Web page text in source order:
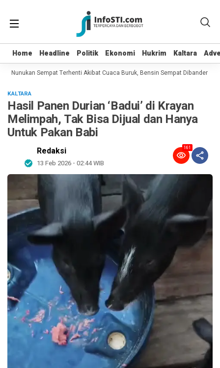
Home Headline Politik Ekonomi Hukrim Kaltara
Home Headline Politik Ekonomi Hukrim Kaltara
Nunukan Sempat Terhenti Akibat Cuaca Buruk, Bensin Sempat Dibanderol Rp
KALTARA
Hasil Panen Durian ‘Badui’ di Krayan
Melimpah, Tak Bisa Dijual dan Hanya
Untuk Pakan Babi
Redaksi
13 Feb 2026 - 02:44 WIB
161